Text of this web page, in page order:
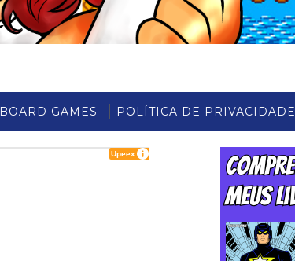
BOARD GAMES POLÍTICA DE PRIVACIDADE